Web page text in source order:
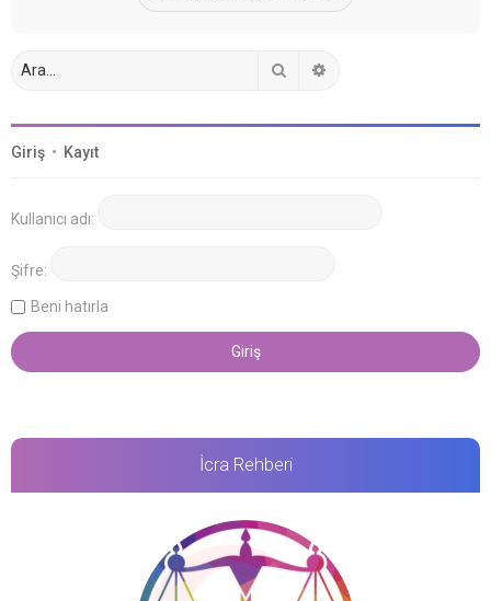
Giriş • Kayıt
Kullanıcı adı:
Şifre:
Beni hatırla
İcra Rehberi